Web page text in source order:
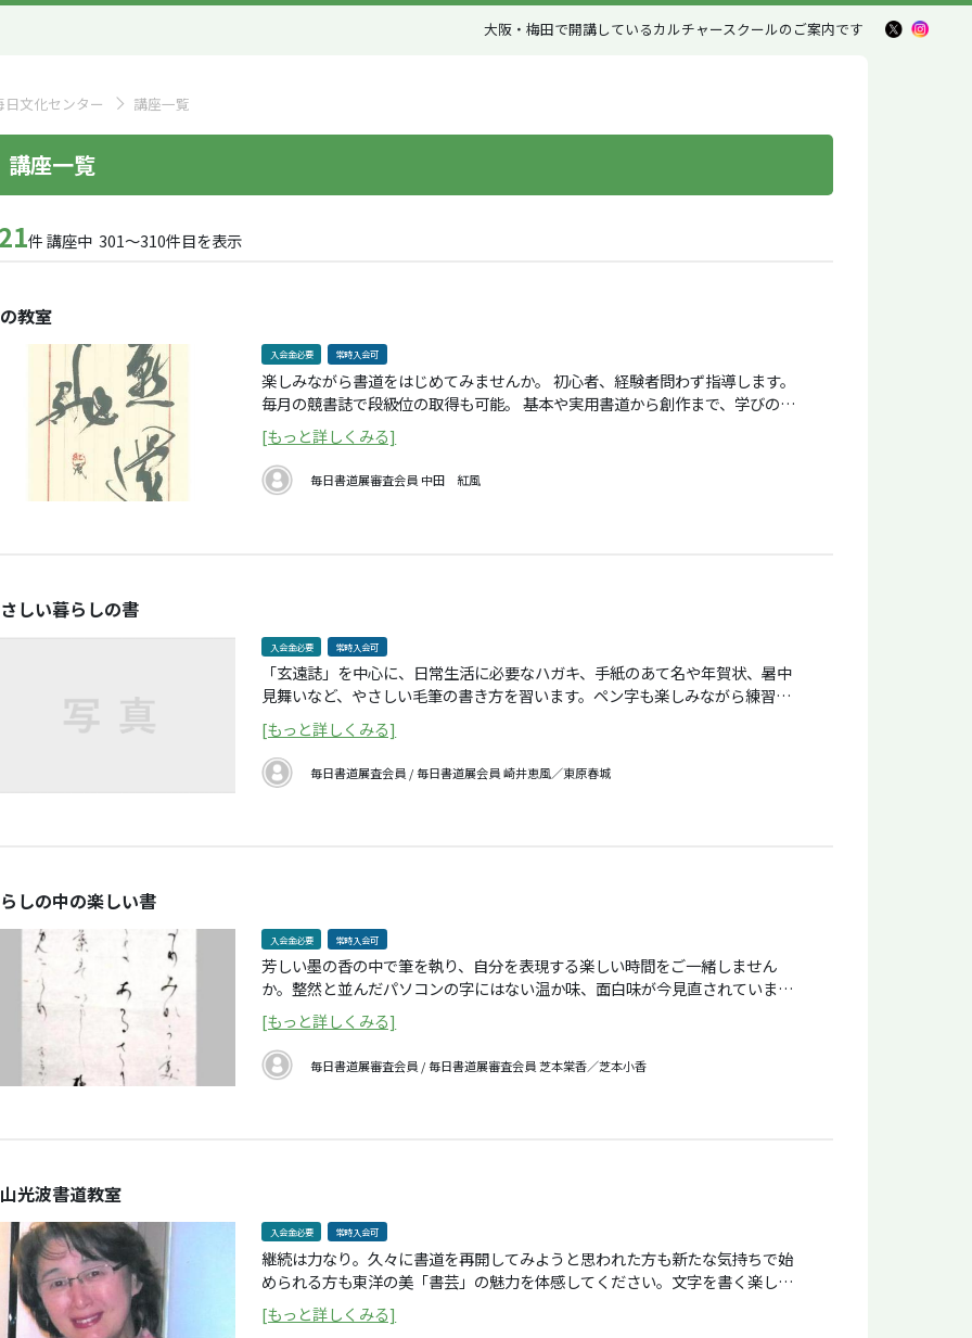
大阪・梅田で開講しているカルチャースクールのご案内です
日文化センター 講座一覧
講座一覧
件 講座中 301～310件目を表示
教室
入会金必要 常時入会可
楽しみながら書道をはじめてみませんか。 初心者、経験者問わず指導します。
毎月の競書誌で段級位の取得も可能。 基本や実用書道から創作まで、学びの幅
を広げましょう。
[もっと詳しくみる]
毎日書道展審査会員 中田 紅風
しい暮らしの書
入会金必要 常時入会可
「玄遠誌」を中心に、日常生活に必要なハガキ、手紙のあて名や年賀状、暑中
見舞いなど、やさしい毛筆の書き方を習います。ペン字も楽しみながら練習でき
ます。各曜日とも年齢に関係なく、それぞれ自分のペースで練習できます。さら
に上級を目指す方など希望に応じて十分な指導をします。
[もっと詳しくみる]
毎日書道展査会員 / 毎日書道展会員崎井恵風／東原春城
しの中の楽しい書
入会金必要 常時入会可
芳しい墨の香の中で筆を執り、自分を表現する楽しい時間をご一緒しません
か。整然と並んだパソコンの字にはない温か味、面白味が今見直されていま
す。楷書、行書、草書の古典を学びながら自分らしさを表現する創作の楽しさ
を体験しましょう。公募展への出品、競書誌もあります。
[もっと詳しくみる]
毎日書道展審査会員 / 毎日書道展審査会員芝本棠香／芝本小香
光波書道教室
入会金必要 常時入会可
継続は力なり。久々に書道を再開してみようと思われた方も新たな気持ちで始
められる方も東洋の美「書芸」の魅力を体感してください。文字を書く楽しさ
と共に深遠な書の世界に触れてみませんか。
[もっと詳しくみる]